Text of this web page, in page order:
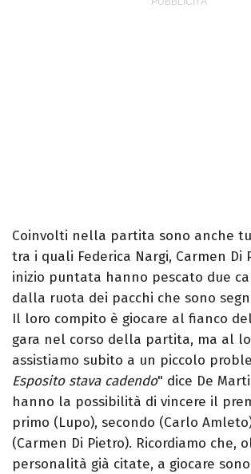
Coinvolti nella partita sono anche
tra i quali Federica Nargi, Carmen Di
inizio puntata hanno pescato due
dalla ruota dei pacchi che sono
Il loro compito è giocare al fianco
gara nel corso della partita, ma al
assistiamo subito a un piccolo
Esposito stava cadendo" dice De
hanno la possibilità di vincere il
primo (Lupo), secondo (Carlo
(Carmen Di Pietro). Ricordiamo che,
personalità già citate, a giocare